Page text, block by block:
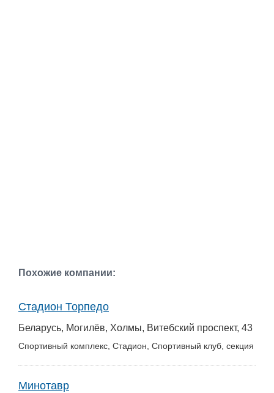
Похожие компании:
Стадион Торпедо
Беларусь, Могилёв, Холмы, Витебский проспект, 43
Спортивный комплекс, Стадион, Спортивный клуб, секция
Минотавр